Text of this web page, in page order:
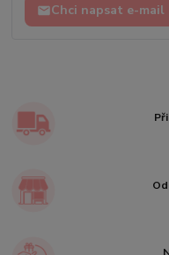
Chci napsat e-mail